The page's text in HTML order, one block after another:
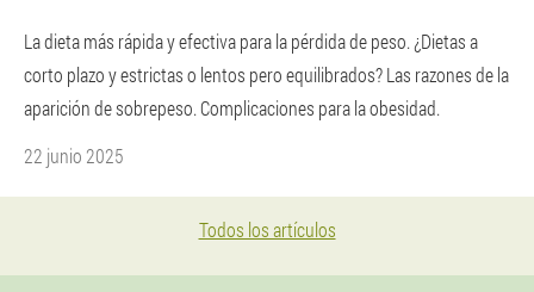
La dieta más rápida y efectiva para la pérdida de peso. ¿Dietas a
corto plazo y estrictas o lentos pero equilibrados? Las razones de la
aparición de sobrepeso. Complicaciones para la obesidad.
22 junio 2025
Todos los artículos